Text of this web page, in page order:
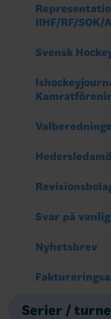
IIHF/RF/SOK/
Svensk
Svar på
Nyhetsbrev
Serier /